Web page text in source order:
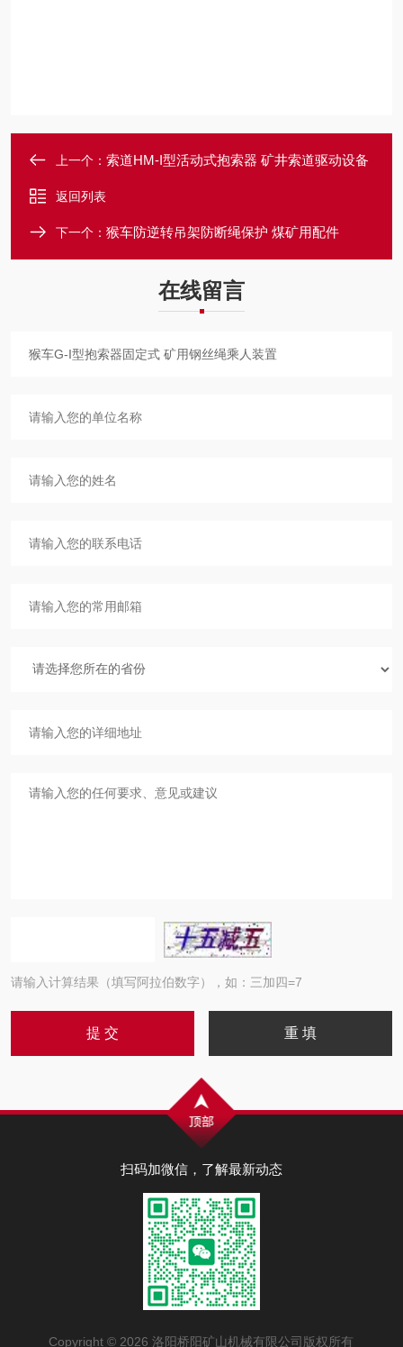
上一个： 索道HM-I型活动式抱索器 矿井索道驱动设备
返回列表
下一个： 猴车防逆转吊架防断绳保护 煤矿用配件
在线留言
请输入计算结果（填写阿拉伯数字），如：三加四=7
扫码加微信，了解最新动态
Copyright © 2026 洛阳桥阳矿山机械有限公司版权所有